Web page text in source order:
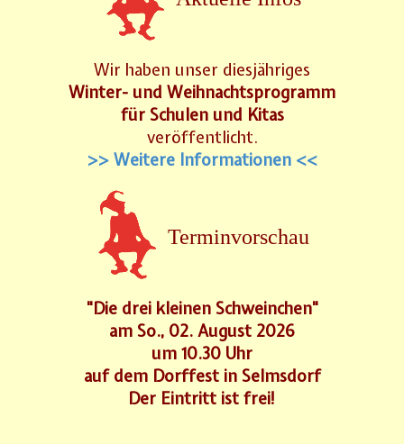
Wir haben unser diesjähriges
Winter- und Weihnachtsprogramm
für Schulen und Kitas
veröffentlicht.
>> Weitere Informationen <<
Terminvorschau
"Die drei kleinen Schweinchen"
am So., 02. August 2026
um 10.30 Uhr
auf dem Dorffest in Selmsdorf
Der Eintritt ist frei!